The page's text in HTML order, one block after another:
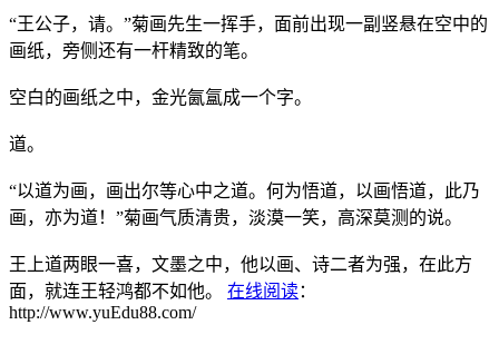
“王公子，请。”菊画先生一挥手，面前出现一副竖悬在空中的
画纸，旁侧还有一杆精致的笔。
空白的画纸之中，金光氤氲成一个字。
道。
“以道为画，画出尔等心中之道。何为悟道，以画悟道，此乃
画，亦为道！”菊画气质清贵，淡漠一笑，高深莫测的说。
王上道两眼一喜，文墨之中，他以画、诗二者为强，在此方
面，就连王轻鸿都不如他。 在线阅读：
http://www.yuEdu88.com/